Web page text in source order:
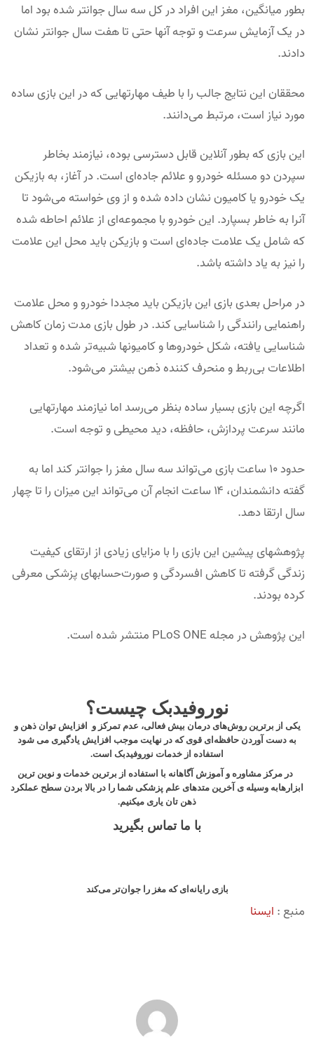
بطور میانگین، مغز این افراد در کل سه سال جوانتر شده بود اما
در یک آزمایش سرعت و توجه آنها حتی تا هفت سال جوانتر نشان
دادند.
محققان این نتایج جالب را با طیف مهارتهایی که در این بازی ساده
مورد نیاز است، مرتبط می‌دانند.
این بازی که بطور آنلاین قابل دسترسی بوده، نیازمند بخاطر
سپردن دو مسئله خودرو و علائم جاده‌ای است. در آغاز، به بازیکن
یک خودرو یا کامیون نشان داده شده و از وی خواسته می‌شود تا
آنرا به خاطر بسپارد. این خودرو با مجموعه‌ای از علائم احاطه شده
که شامل یک علامت جاده‌ای است و بازیکن باید محل این علامت
را نیز به یاد داشته باشد.
در مراحل بعدی بازی این بازیکن باید مجددا خودرو و محل علامت
راهنمایی رانندگی را شناسایی کند. در طول بازی مدت زمان کاهش
شناسایی یافته، شکل خودروها و کامیونها شبیه‌تر شده و تعداد
اطلاعات بی‌ربط و منحرف کننده ذهن بیشتر می‌شود.
اگرچه این بازی بسیار ساده بنظر می‌رسد اما نیازمند مهارتهایی
مانند سرعت پردازش، حافظه، دید محیطی و توجه است.
حدود ۱۰ ساعت بازی می‌تواند سه سال مغز را جوانتر کند اما به
گفته دانشمندان، ۱۴ ساعت انجام آن می‌تواند این میزان را تا چهار
سال ارتقا دهد.
پژوهشهای پیشین این بازی را با مزایای زیادی از ارتقای کیفیت
زندگی گرفته تا کاهش افسردگی و صورت‌حسابهای پزشکی معرفی
کرده بودند.
این پژوهش در مجله PLoS ONE منتشر شده است.
نوروفیدبک چیست؟
یکی از برترین روش‌های درمان بیش فعالی، عدم تمرکز و افزایش توان ذهن و
به دست آوردن حافظه‌ای قوی که در نهایت موجب افزایش یادگیری می شود
استفاده از خدمات نوروفیدبک است.
در مرکز مشاوره و آموزش آگاهانه با استفاده از برترین خدمات و نوین ترین
ابزارهابه وسیله ی آخرین متدهای علم پزشکی شما را در بالا بردن سطح عملکرد
ذهن تان یاری میکنیم.
با ما تماس بگیرید
بازی رایانه‌ای که مغز را جوان‌تر می‌کند
منبع : ایسنا